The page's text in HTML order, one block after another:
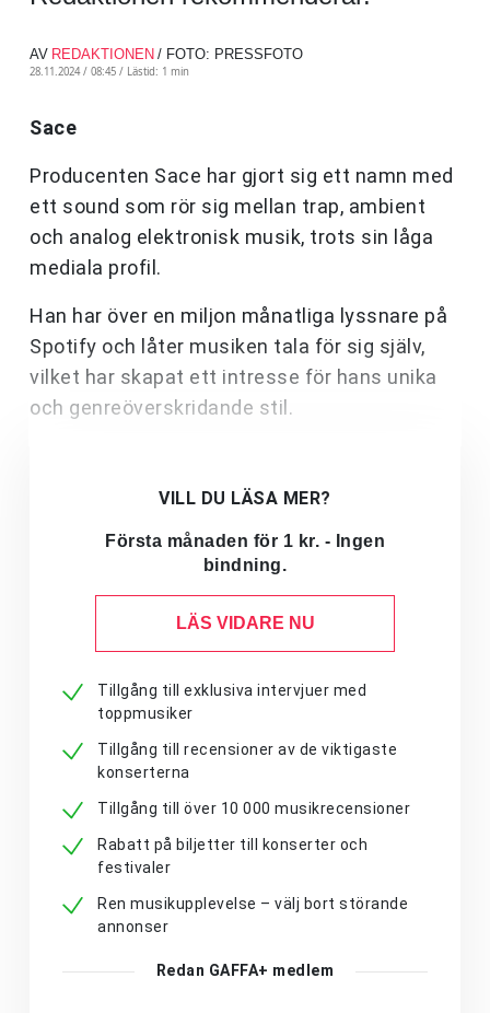
AV REDAKTIONEN / FOTO: PRESSFOTO
28.11.2024 / 08:45 / Lästid: 1 min
Sace
Producenten Sace har gjort sig ett namn med
ett sound som rör sig mellan trap, ambient
och analog elektronisk musik, trots sin låga
mediala profil.
Han har över en miljon månatliga lyssnare på
Spotify och låter musiken tala för sig själv,
vilket har skapat ett intresse för hans unika
och genreöverskridande stil.
VILL DU LÄSA MER?
Första månaden för 1 kr. - Ingen
bindning.
LÄS VIDARE NU
Tillgång till exklusiva intervjuer med
toppmusiker
Tillgång till recensioner av de viktigaste
konserterna
Tillgång till över 10 000 musikrecensioner
Rabatt på biljetter till konserter och
festivaler
Ren musikupplevelse – välj bort störande
annonser
Redan GAFFA+ medlem